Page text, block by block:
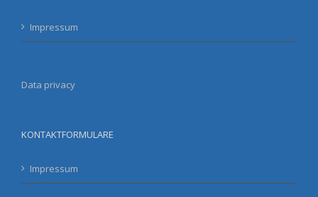
Impressum
Data privacy
KONTAKTFORMULARE
Impressum